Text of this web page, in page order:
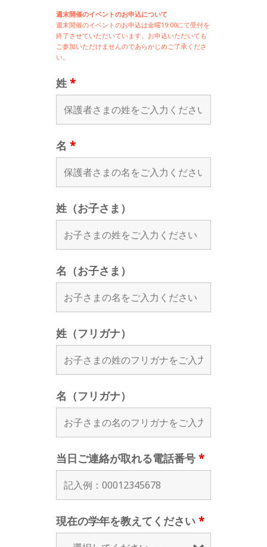
週末開催のイベントのお申込について
週末開催のイベントのお申込は金曜19:00にて受付を
終了させていただいています。お申込いただいても
ご参加いただけませんのであらかじめご了承くださ
い。
姓 *
名 *
姓（お子さま）
名（お子さま）
姓（フリガナ）
名（フリガナ）
当日ご連絡が取れる電話番号 *
現在の学年を教えてください *